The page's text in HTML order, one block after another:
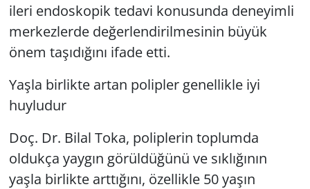
ileri endoskopik tedavi konusunda deneyimli
merkezlerde değerlendirilmesinin büyük
önem taşıdığını ifade etti.
Yaşla birlikte artan polipler genellikle iyi
huyludur
Doç. Dr. Bilal Toka, poliplerin toplumda
oldukça yaygın görüldüğünü ve sıklığının
yaşla birlikte arttığını, özellikle 50 yaşın